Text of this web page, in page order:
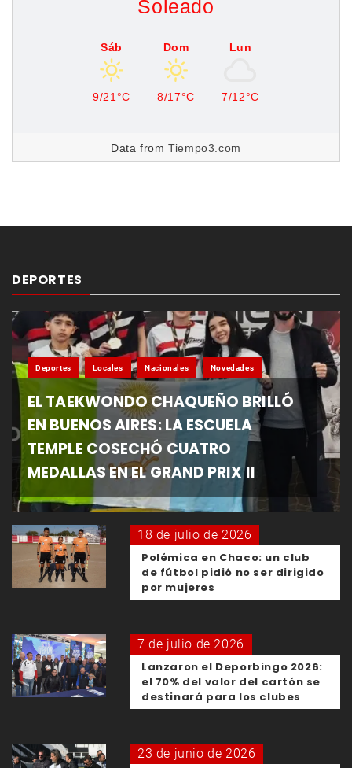
Soleado
Sáb
9/21°C
Dom
8/17°C
Lun
7/12°C
Data fromTiempo3.com
DEPORTES
Deportes Locales Nacionales Novedades
EL TAEKWONDO CHAQUEÑO BRILLÓ
EN BUENOS AIRES: LA ESCUELA
TEMPLE COSECHÓ CUATRO
MEDALLAS EN EL GRAND PRIX II
18 de julio de 2026
Polémica en Chaco: un club
de fútbol pidió no ser dirigido
por mujeres
7 de julio de 2026
Lanzaron el Deporbingo 2026:
el 70% del valor del cartón se
destinará para los clubes
23 de junio de 2026